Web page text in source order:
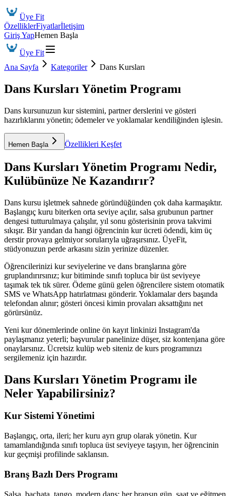
Üye Fit
ÖzelliklerFiyatlarİletişim
Giriş YapHemen Başla
Üye Fit
Ana Sayfa
Kategoriler Dans Kursları
Dans Kursları Yönetim Programı
Dans kursunuzun kur sistemini, partner derslerini ve gösteri
hazırlıklarını yönetin; ödemeler ve yoklamalar kendiliğinden işlesin.
Hemen Başla Özellikleri Keşfet
Dans Kursları Yönetim Programı Nedir,
Kulübünüze Ne Kazandırır?
Dans kursu işletmek sahnede göründüğünden çok daha karmaşıktır.
Başlangıç kuru biterken orta seviye açılır, salsa grubunun partner
dengesi tutturulmaya çalışılır, yıl sonu gösterisinin prova takvimi
sıkışır. Bir yandan da hangi öğrencinin kur ücreti ödendi, kim üç
derstir provaya gelmiyor sorularıyla uğraşırsınız. ÜyeFit,
stüdyonuzun perde arkasını sizin yerinize düzenler.
Öğrencilerinizi kur seviyelerine ve dans branşlarına göre
gruplandırırsınız; kur bitiminde sınıfı topluca bir üst seviyeye
taşımak tek tık sürer. Ödeme günü gelen öğrencilere sistem otomatik
SMS ve WhatsApp hatırlatması gönderir. Yoklamalar ders başında
telefondan alınır; gösteri öncesi kimin provaları aksattığını net
görürsünüz.
Yeni kur dönemlerinde online ön kayıt linkinizi Instagram'da
paylaşmanız yeterli; başvurular panelinize düşer, siz kontenjana göre
onaylarsınız. Ücretsiz kulüp web siteniz de kurs programınızı
sergilemeniz için hazırdır.
Dans Kursları Yönetim Programı ile
Neler Yapabilirsiniz?
Kur Sistemi Yönetimi
Başlangıç, orta, ileri; her kuru ayrı grup olarak yönetin. Kur
tamamlandığında sınıfı topluca üst seviyeye taşıyın, her öğrencinin
kur geçmişi profilinde saklansın.
Branş Bazlı Ders Programı
Salsa, bachata, tango, modern dans; her branşın gün, saat ve eğitmen